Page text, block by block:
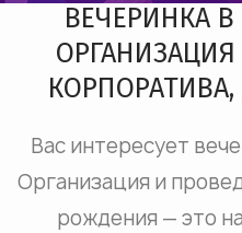
ВЕЧЕРИНКА В
Вас интересует
Организация и
рождения — это